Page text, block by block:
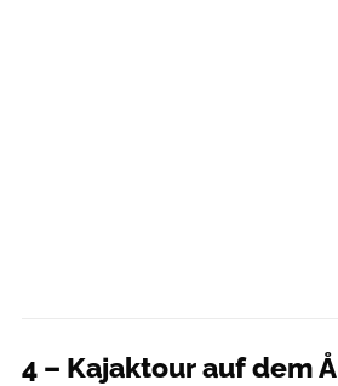
4 – Kajaktour auf dem